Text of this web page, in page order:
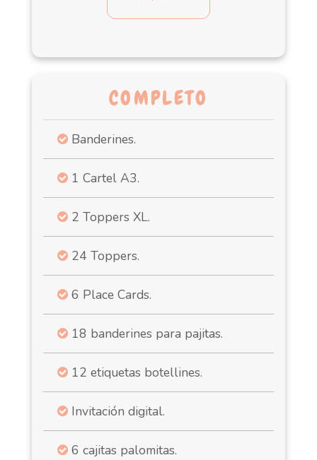
COMPLETO
Banderines.
1 Cartel A3.
2 Toppers XL.
24 Toppers.
6 Place Cards.
18 banderines para pajitas.
12 etiquetas botellines.
Invitación digital.
6 cajitas palomitas.